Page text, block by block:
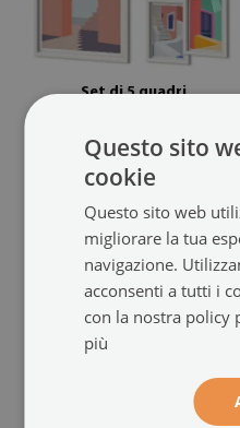
Set di 5 quadri
edifici(#zo-mdf-5cz-00293101)
dimensione da: 20x30 cm
104.99 €
Questo sito
cookie
Questo sito web
migliorare la tua
navigazione.
acconsenti a tutti i
con la nostra policy
più